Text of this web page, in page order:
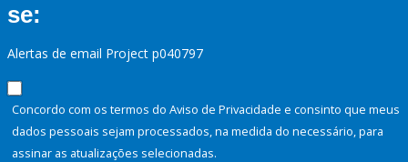
se:
Alertas de email Project p040797
Concordo com os termos do Aviso de Privacidade e consinto que meus
dados pessoais sejam processados, na medida do necessário, para
assinar as atualizações selecionadas.